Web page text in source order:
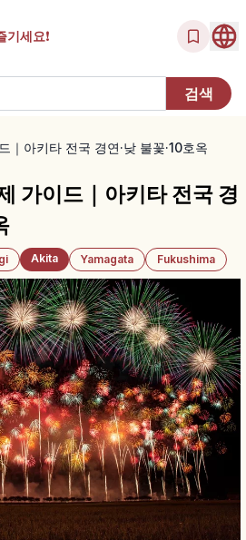
기세요!
｜아키타 전국 경연·낮 불꽃·10호옥
가이드｜아키타 전국 경
Akita Yamagata Fukushima